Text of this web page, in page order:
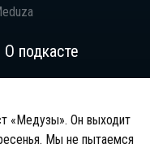
О подкасте
«Медузы». Он выходит
Мы не пытаемся